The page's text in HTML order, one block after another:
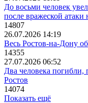
До восьми человек
после вражеской атаки
14807
26.07.2026 14:19
Весь Ростов-на-Дону
14355
27.07.2026 06:52
Два человека
Ростов
14074
Показать ещё